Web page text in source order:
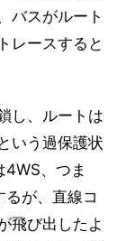
バスがルート
レースすると
し、ルートは
いう過保護状
、つま
が、直線コ
飛び出したよ